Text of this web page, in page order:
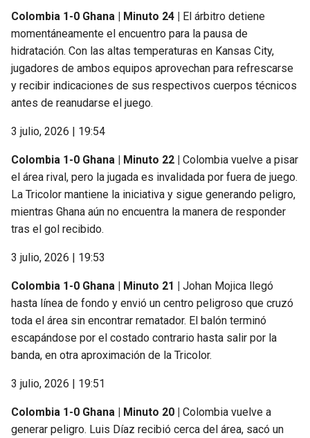
Colombia 1-0 Ghana | Minuto 24 | El árbitro detiene
momentáneamente el encuentro para la pausa de
hidratación. Con las altas temperaturas en Kansas City,
jugadores de ambos equipos aprovechan para refrescarse
y recibir indicaciones de sus respectivos cuerpos técnicos
antes de reanudarse el juego.
3 julio, 2026 | 19:54
Colombia 1-0 Ghana | Minuto 22 | Colombia vuelve a pisar
el área rival, pero la jugada es invalidada por fuera de juego.
La Tricolor mantiene la iniciativa y sigue generando peligro,
mientras Ghana aún no encuentra la manera de responder
tras el gol recibido.
3 julio, 2026 | 19:53
Colombia 1-0 Ghana | Minuto 21 | Johan Mojica llegó
hasta línea de fondo y envió un centro peligroso que cruzó
toda el área sin encontrar rematador. El balón terminó
escapándose por el costado contrario hasta salir por la
banda, en otra aproximación de la Tricolor.
3 julio, 2026 | 19:51
Colombia 1-0 Ghana | Minuto 20 | Colombia vuelve a
generar peligro. Luis Díaz recibió cerca del área, sacó un